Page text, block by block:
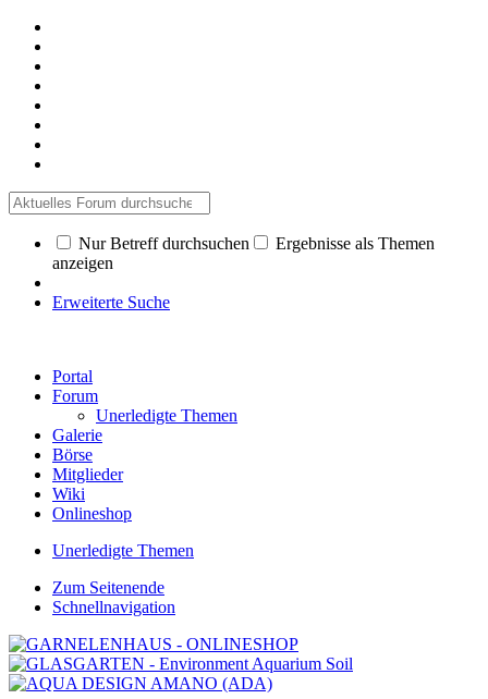
Nur Betreff durchsuchen
Ergebnisse als Themen
anzeigen
Erweiterte Suche
Portal
Forum
Unerledigte Themen
Galerie
Börse
Mitglieder
Wiki
Onlineshop
Unerledigte Themen
Zum Seitenende
Schnellnavigation